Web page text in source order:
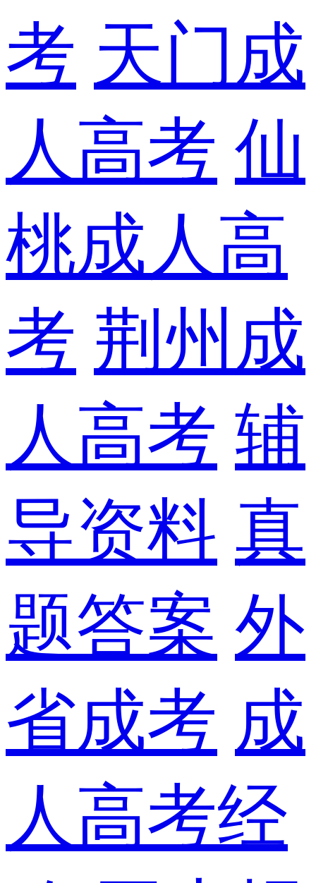
考 天门成
人高考 仙
桃成人高
考 荆州成
人高考 辅
导资料 真
题答案 外
省成考 成
人高考经